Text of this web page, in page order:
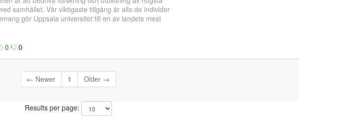
samhället. Vår viktigaste tillgång är alla de individer
gör Uppsala universitet till en av landets mest
0 0
← Newer 1 Older →
Results per page: